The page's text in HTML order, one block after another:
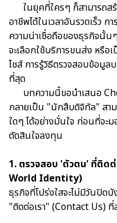
ในยุคที่ใครๆ ก็สามารถสร้
อาชีพได้ในเวลาอันรวดเร็ว
ความน่าเชื่อถือของธุรกิจนั้น
จะเลือกใช้บริการขนส่ง หรื
ไชส์ การรู้วิธีตรวจสอบข้อมู
ที่สุด
บทความนี้ขอนำเสนอ
กลายเป็น "นักสืบดิจิทัล" สาม
ใดๆ ได้อย่างมั่นใจ ก่อนที่จะ
ตัดสินใจลงทุน
1. ตรวจสอบ 'ตัวตน' ที่ติด
World Identity)
ธุรกิจที่โปร่งใสจะไม่มีวันปิด
"ติดต่อเรา" (Contact Us)